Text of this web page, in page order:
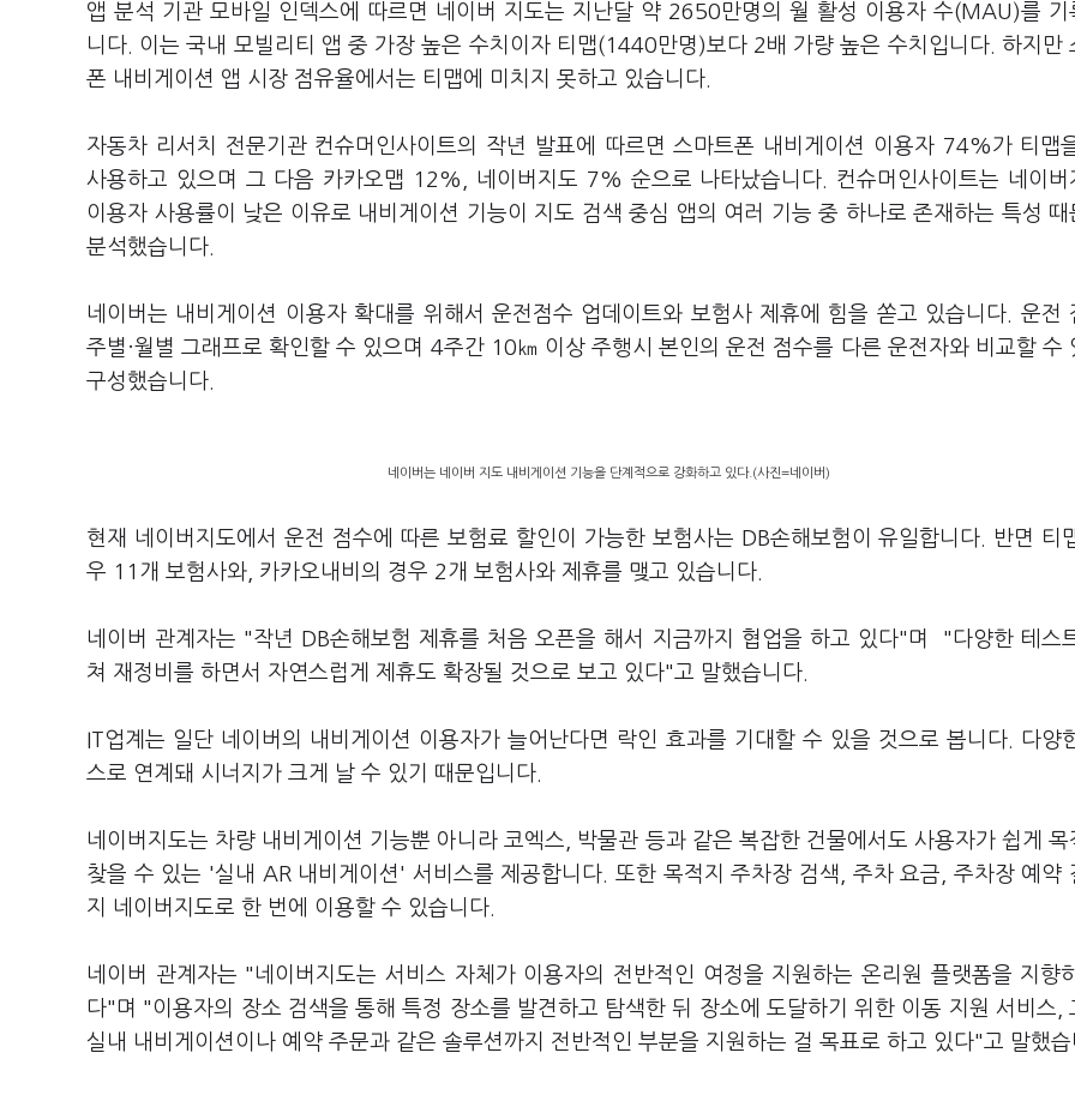
앱 분석 기관 모바일 인덱스에 따르면 네이버 지도는 지난달 약 2650만명의 월 활성 이용자 수(MAU)를 기
니다. 이는 국내 모빌리티 앱 중 가장 높은 수치이자 티맵(1440만명)보다 2배 가량 높은 수치입니다. 하지만
폰 내비게이션 앱 시장 점유율에서는 티맵에 미치지 못하고 있습니다.
자동차 리서치 전문기관 컨슈머인사이트의 작년 발표에 따르면 스마트폰 내비게이션 이용자 74%가 티맵
사용하고 있으며 그 다음 카카오맵 12%, 네이버지도 7% 순으로 나타났습니다. 컨슈머인사이트는 네이버
이용자 사용률이 낮은 이유로 내비게이션 기능이 지도 검색 중심 앱의 여러 기능 중 하나로 존재하는 특성 때
분석했습니다.
네이버는 내비게이션 이용자 확대를 위해서 운전점수 업데이트와 보험사 제휴에 힘을 쏟고 있습니다. 운전
주별·월별 그래프로 확인할 수 있으며 4주간 10㎞ 이상 주행시 본인의 운전 점수를 다른 운전자와 비교할 수
구성했습니다.
네이버는 네이버 지도 내비게이션 기능을 단계적으로 강화하고 있다.(사진=네이버)
현재 네이버지도에서 운전 점수에 따른 보험료 할인이 가능한 보험사는 DB손해보험이 유일합니다. 반면 티
우 11개 보험사와, 카카오내비의 경우 2개 보험사와 제휴를 맺고 있습니다.
네이버 관계자는 "작년 DB손해보험 제휴를 처음 오픈을 해서 지금까지 협업을 하고 있다"며 "다양한 테스
쳐 재정비를 하면서 자연스럽게 제휴도 확장될 것으로 보고 있다"고 말했습니다.
IT업계는 일단 네이버의 내비게이션 이용자가 늘어난다면 락인 효과를 기대할 수 있을 것으로 봅니다. 다양
스로 연계돼 시너지가 크게 날 수 있기 때문입니다.
네이버지도는 차량 내비게이션 기능뿐 아니라 코엑스, 박물관 등과 같은 복잡한 건물에서도 사용자가 쉽게 목
찾을 수 있는 '실내 AR 내비게이션' 서비스를 제공합니다. 또한 목적지 주차장 검색, 주차 요금, 주차장 예약
지 네이버지도로 한 번에 이용할 수 있습니다.
네이버 관계자는 "네이버지도는 서비스 자체가 이용자의 전반적인 여정을 지원하는 온리원 플랫폼을 지향
다"며 "이용자의 장소 검색을 통해 특정 장소를 발견하고 탐색한 뒤 장소에 도달하기 위한 이동 지원 서비스,
실내 내비게이션이나 예약 주문과 같은 솔루션까지 전반적인 부분을 지원하는 걸 목표로 하고 있다"고 말했